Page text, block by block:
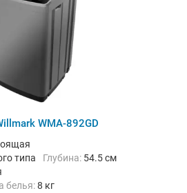
WMA-892GD
типа Глубина: 54.5 см
белья:8 кг